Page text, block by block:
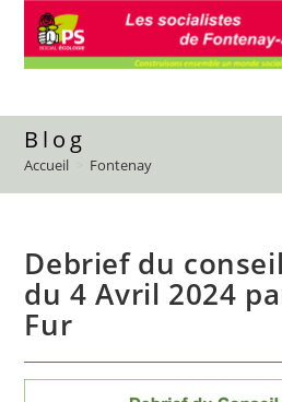
Skip
content
Blog
Accueil Fontenay
Debrief du
du 4 Avril 2024
Fur